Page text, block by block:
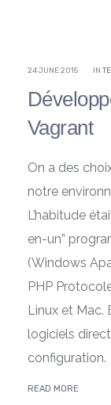
24 JUNE 2015 IN
Vagrant
On a des
notre
L’habitude
en-un”
(Windows
PHP
Linux et Mac.
logiciels
configuration.
READ MORE